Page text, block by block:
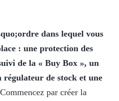
dans lequel vous
: une protection des
de la « Buy Box », un
de stock et une
Commencez par créer la